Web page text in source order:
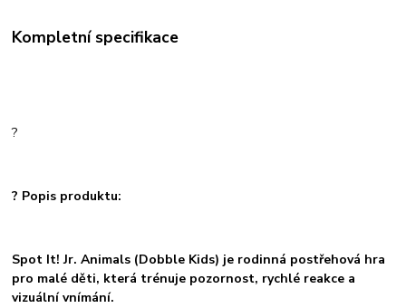
Kompletní specifikace
?
? Popis produktu:
Spot It! Jr. Animals (Dobble Kids) je rodinná postřehová hra
pro malé děti, která trénuje pozornost, rychlé reakce a
vizuální vnímání.